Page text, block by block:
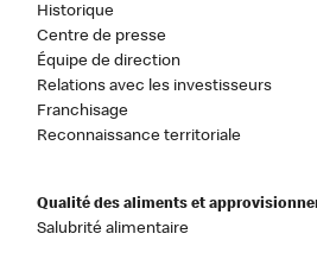
Historique
Centre de presse
Équipe de direction
Relations avec les investisseurs
Franchisage
Reconnaissance territoriale
Qualité des aliments et
Salubrité alimentaire